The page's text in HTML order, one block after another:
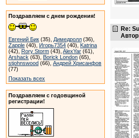
Поздравляем с днем рождения!
Евгений Бик (35), Димедролл (36),
Zapple (40), Игорь7354 (40), Katrina
(42), Rory Storm (43), AlexYar (61),
Arshack (63), Borick London (65),
stjohnswood (66), Андрей Хрисанфов
(77)
Показать всех
Поздравляем с годовщиной
регистрации!
Re: